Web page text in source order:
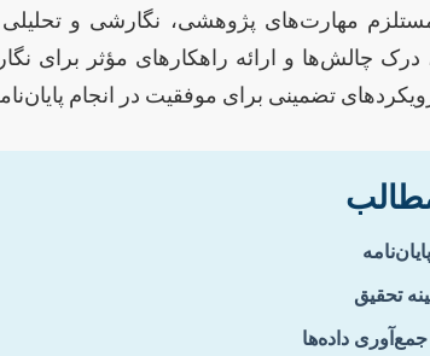
مهارت‌های پژوهشی، نگارشی و تحلیلی
چالش‌ها و ارائه راهکارهای مؤثر برای
تضمینی برای موفقیت در انجام
تحقیق
داده‌ها